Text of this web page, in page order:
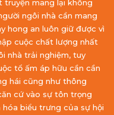
truyện mang lại không
ngôi nhà cần mang
hong an luôn giữ được vì
cuộc chất lượng nhất
nhà trải nghiệm, tuy
tổ ấm áp hữu cần cần
hái cũng như thông
cứ vào sự tôn trọng
hóa biểu trưng của sự hội